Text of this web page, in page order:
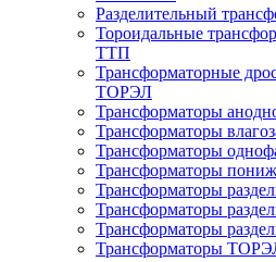
Разделительный
Тороидальные
ТТП
Трансформаторные
ТОРЭЛ
Трансформаторы
Трансформаторы
Трансформаторы
Трансформаторы
Трансформаторы
Трансформаторы
Трансформаторы
Трансформаторы